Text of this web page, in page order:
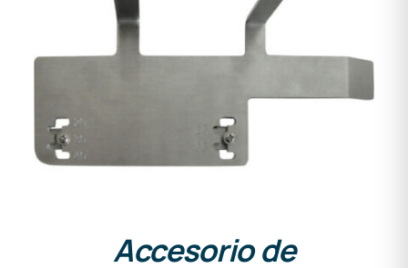
Accesorio de